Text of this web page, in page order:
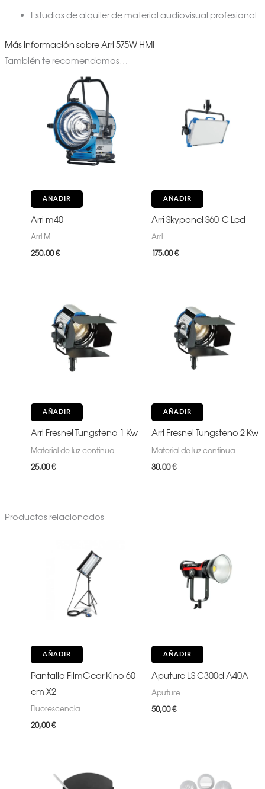
Estudios de alquiler de material audiovisual profesional
Más información sobre Arri 575W HMI
También te recomendamos…
AÑADIR
Arri m40
Arri M
250,00€
AÑADIR
Arri Skypanel S60-C Led
Arri
175,00€
AÑADIR
Arri Fresnel Tungsteno 1 Kw
Material de luz continua
25,00€
AÑADIR
Arri Fresnel Tungsteno 2 Kw
Material de luz continua
30,00€
Productos relacionados
AÑADIR
Pantalla FilmGear Kino 60
cm X2
Fluorescencia
20,00€
AÑADIR
Aputure LS C300d A40A
Aputure
50,00€